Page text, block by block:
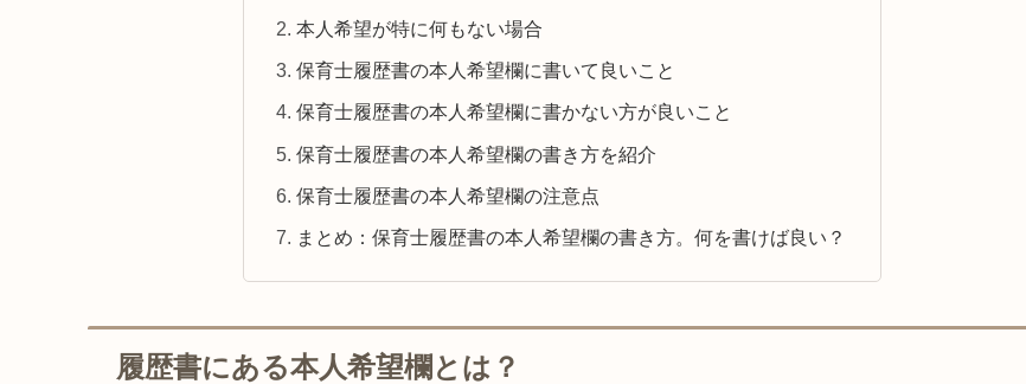
本人希望が特に何もない場合
保育士履歴書の本人希望欄に書いて良いこと
保育士履歴書の本人希望欄に書かない方が良いこと
保育士履歴書の本人希望欄の書き方を紹介
保育士履歴書の本人希望欄の注意点
まとめ：保育士履歴書の本人希望欄の書き方。何を書けば良い？
履歴書にある本人希望欄とは？